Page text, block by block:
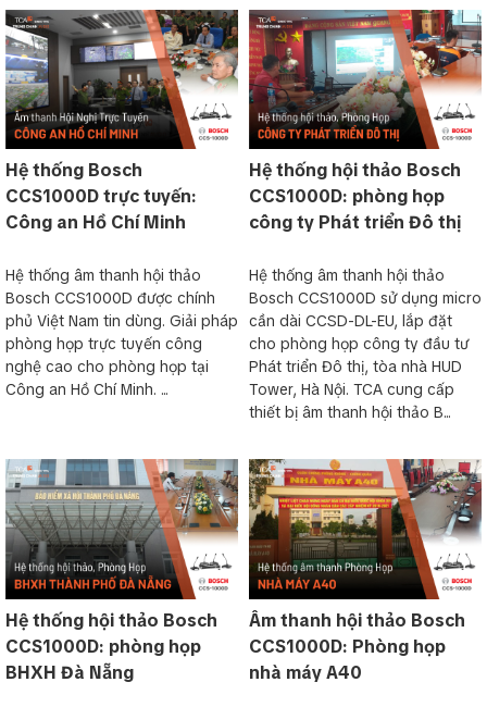
Hệ thống Bosch
CCS1000D trực tuyến:
Công an Hồ Chí Minh
Hệ thống âm thanh hội thảo
Bosch CCS1000D được chính
phủ Việt Nam tin dùng. Giải pháp
phòng họp trực tuyến công
nghệ cao cho phòng họp tại
Công an Hồ Chí Minh. ...
Hệ thống hội thảo Bosch
CCS1000D: phòng họp
công ty Phát triển Đô thị
Hệ thống âm thanh hội thảo
Bosch CCS1000D sử dụng micro
cần dài CCSD-DL-EU, lắp đặt
cho phòng họp công ty đầu tư
Phát triển Đô thị, tòa nhà HUD
Tower, Hà Nội. TCA cung cấp
thiết bị âm thanh hội thảo B...
Hệ thống hội thảo Bosch
CCS1000D: phòng họp
BHXH Đà Nẵng
Âm thanh hội thảo Bosch
CCS1000D: Phòng họp
nhà máy A40